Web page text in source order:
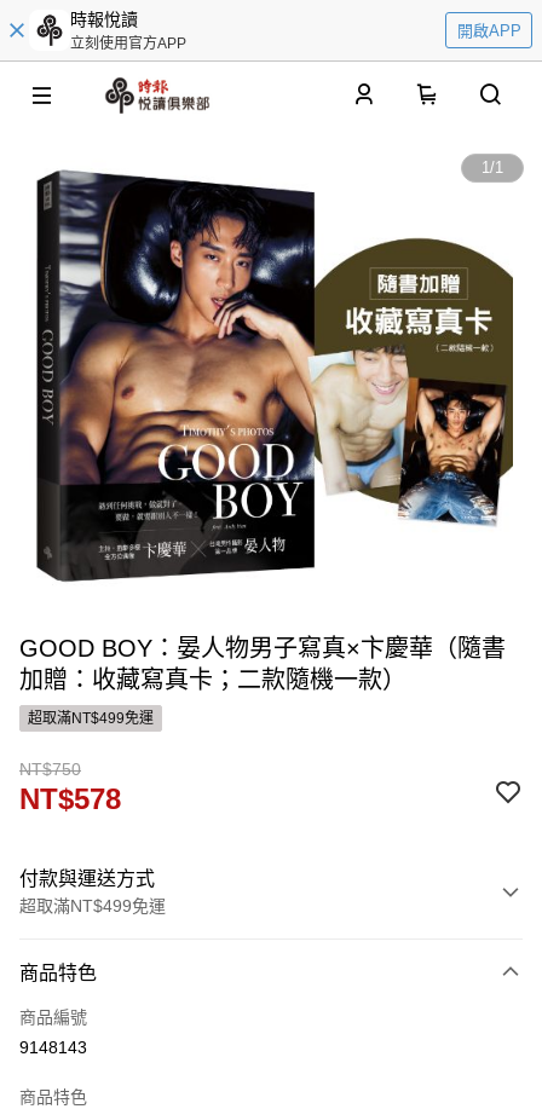
時報悅讀
立刻使用官方APP
開啟APP
1/1
GOOD BOY：晏人物男子寫真×卞慶華（隨書
加贈：收藏寫真卡；二款隨機一款）
超取滿NT$499免運
NT$750
NT$578
付款與運送方式
超取滿NT$499免運
信用卡一次付款
ATM付款
運送方式
商品特色
商品編號
9148143
商品特色